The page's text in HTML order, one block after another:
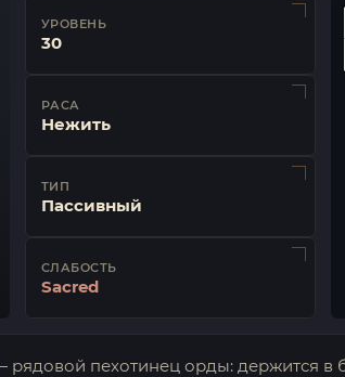
УРОВЕНЬ
30
РАСА
Нежить
ТИП
Пассивный
СЛАБОСТЬ
Sacred
рядовой пехотинец орды: держится в